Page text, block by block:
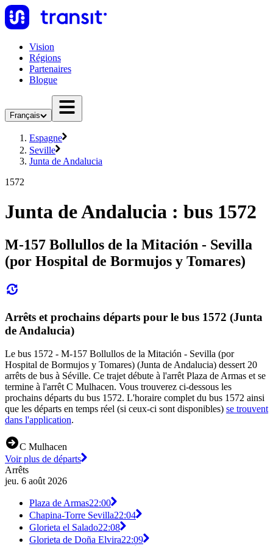
Vision
Régions
Partenaires
Blogue
Français
Espagne
Seville
Junta de Andalucia
1572
Junta de Andalucia : bus 1572
M-157 Bollullos de la Mitación - Sevilla
(por Hospital de Bormujos y Tomares)
Arrêts et prochains départs pour le bus 1572 (Junta
de Andalucia)
Le bus 1572 - M-157 Bollullos de la Mitación - Sevilla (por
Hospital de Bormujos y Tomares) (Junta de Andalucia) dessert 20
arrêts de bus à Séville. Ce trajet débute à l'arrêt Plaza de Armas et se
termine à l'arrêt C Mulhacen. Vous trouverez ci-dessous les
prochains départs du bus 1572. L'horaire complet du bus 1572 ainsi
que les départs en temps réel (si ceux-ci sont disponibles) se trouvent
dans l'application.
C Mulhacen
Voir plus de départs
Arrêts
jeu. 6 août 2026
Plaza de Armas22:00
Chapina-Torre Sevilla22:04
Glorieta el Salado22:08
Glorieta de Doña Elvira22:09